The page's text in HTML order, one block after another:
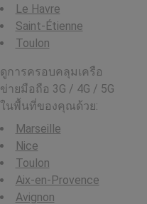
Le Havre
Saint-Étienne
Toulon
ดูการครอบคลุมเครือ
ข่ายมือถือ 3G / 4G / 5G
ในพื้นที่ของคุณด้วย:
Marseille
Nice
Toulon
Aix-en-Provence
Avignon